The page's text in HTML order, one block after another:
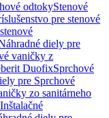
odtokyStenové
pre stenové
diely pre
vaničky z
DuofixSprchové
pre Sprchové
zo sanitárneho